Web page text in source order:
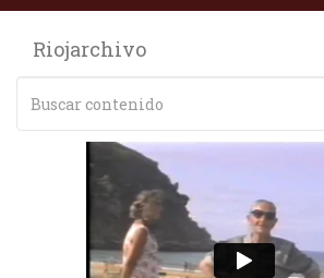
Riojarchivo